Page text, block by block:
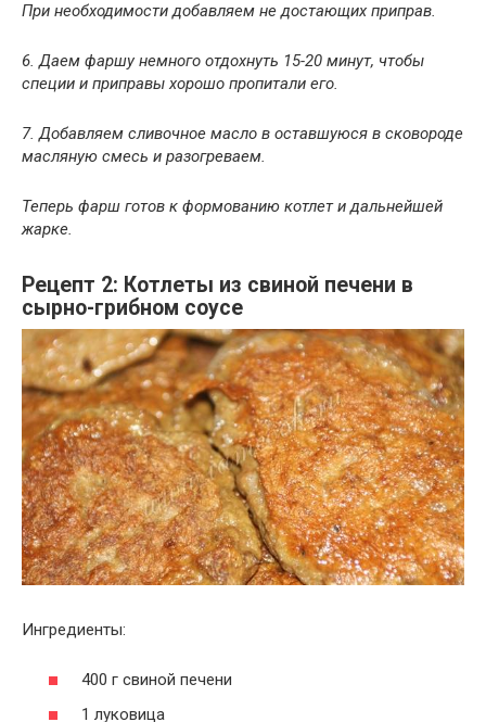
При необходимости добавляем не достающих приправ.
6. Даем фаршу немного отдохнуть 15-20 минут, чтобы
специи и приправы хорошо пропитали его.
7. Добавляем сливочное масло в оставшуюся в сковороде
масляную смесь и разогреваем.
Теперь фарш готов к формованию котлет и дальнейшей
жарке.
Рецепт 2: Котлеты из свиной печени в
сырно-грибном соусе
Ингредиенты:
400 г свиной печени
1 луковица